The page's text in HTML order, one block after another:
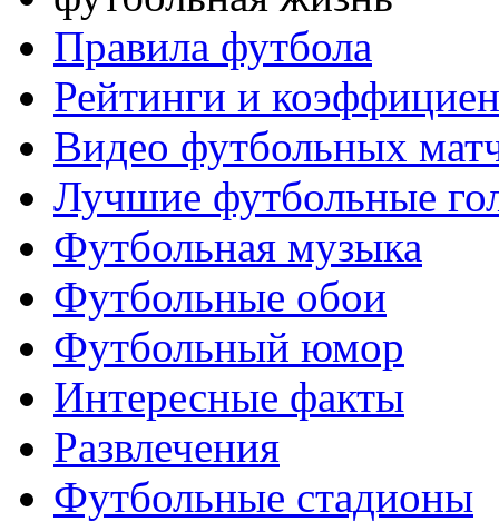
Правила футбола
Рейтинги и
Видео футбольных
Лучшие футбольные
Футбольная музыка
Футбольные обои
Футбольный юмор
Интересные факты
Развлечения
Футбольные стадионы